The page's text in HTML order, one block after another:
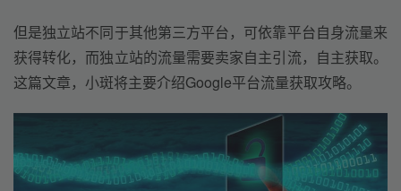
但是独立站不同于其他第三方平台，可依靠平台自身流量来
获得转化，而独立站的流量需要卖家自主引流，自主获取。
这篇文章，小斑将主要介绍Google平台流量获取攻略。